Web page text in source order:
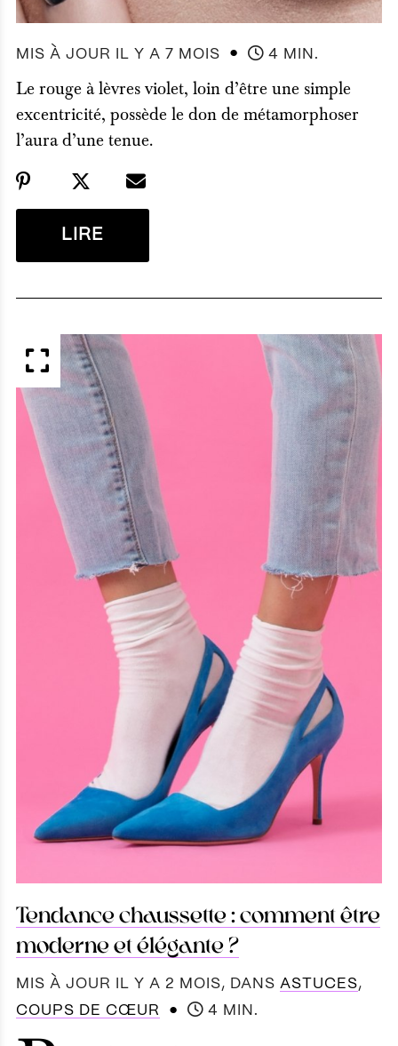
MIS À JOUR IL Y A 7 MOIS ● 4 MIN.
Le rouge à lèvres violet, loin d’être une simple
excentricité, possède le don de métamorphoser
l’aura d’une tenue.
LIRE
APERÇU
Tendance chaussette : comment être
moderne et élégante ?
MIS À JOUR IL Y A 2 MOIS, DANS ASTUCES,
COUPS DE CŒUR
● 4 MIN.